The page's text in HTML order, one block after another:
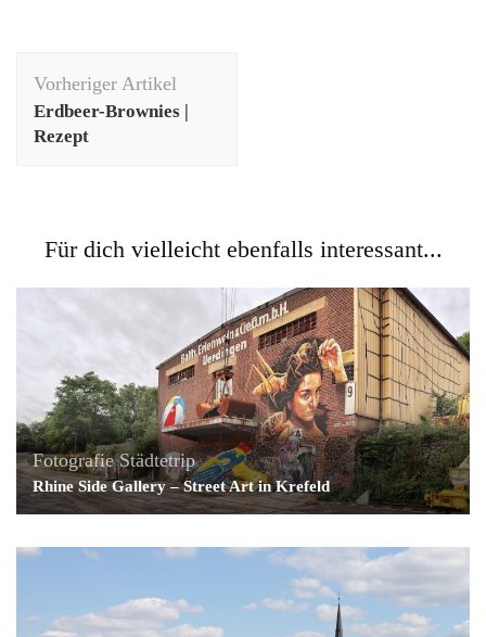
Vorheriger Artikel
Erdbeer-Brownies |
Rezept
Für dich vielleicht ebenfalls interessant...
Fotografie Städtetrip
Rhine Side Gallery – Street Art in Krefeld